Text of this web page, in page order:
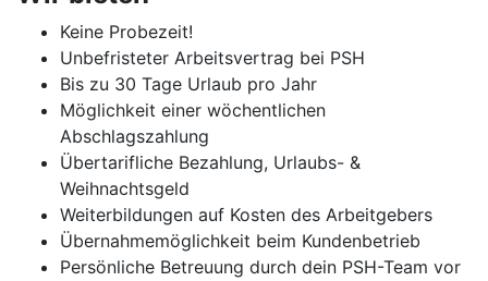
Keine Probezeit!
Unbefristeter Arbeitsvertrag bei PSH
Bis zu 30 Tage Urlaub pro Jahr
Möglichkeit einer wöchentlichen
Abschlagszahlung
Übertarifliche Bezahlung, Urlaubs- &
Weihnachtsgeld
Weiterbildungen auf Kosten des Arbeitgebers
Übernahmemöglichkeit beim Kundenbetrieb
Persönliche Betreuung durch dein PSH-Team vor